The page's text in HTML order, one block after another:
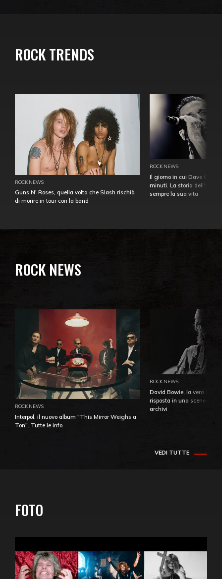
ROCK TRENDS
ROCK NEWS
Guns N' Roses, quella volta che Slash rischiò
di morire in tour con la band
ROCK NEWS
Il giorno in cui Dave
minuti. La storia
sempre la sua vita
ROCK NEWS
ROCK NEWS
Interpol, il nuovo album "This Mirror Weighs a
Ton". Tutte le info
ROCK NEWS
David Bowie, la vera
risposta in una
archivi
VEDI TUTTE
FOTO